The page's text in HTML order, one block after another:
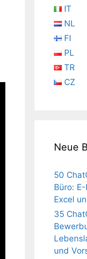
IT
NL
FI
PL
TR
CZ
Neue
50
Büro:
Excel
35
und